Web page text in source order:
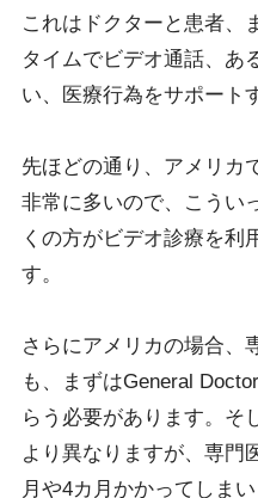
これはドクターと患者、
タイムでビデオ通話、あ
い、医療行為をサポート
先ほどの通り、アメリカ
非常に多いので、こうい
くの方がビデオ診療を利
す。
さらにアメリカの場合、
も、まずはGeneral
らう必要があります。そ
より異なりますが、専門
月や4カ月かかってしま